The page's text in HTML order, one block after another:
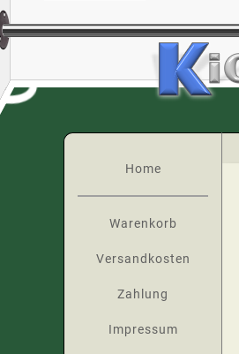
Home
Warenkorb
Versandkosten
Zahlung
Impressum